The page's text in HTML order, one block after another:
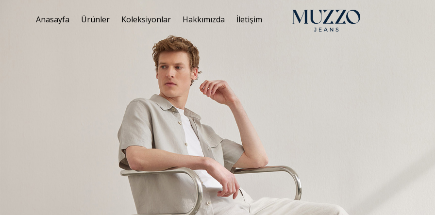
Anasayfa Ürünler Koleksiyonlar Hakkımızda İletişim